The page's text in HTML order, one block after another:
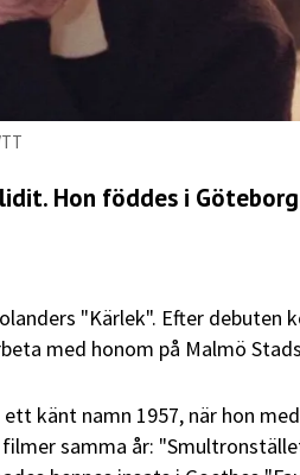
Hon föddes i
"Kärlek". Efter debuten
med honom på Malmö
känt namn 1957, när hon
samma år: